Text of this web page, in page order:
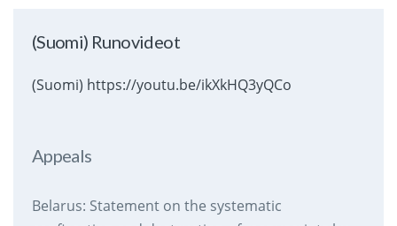
(Suomi) Runovideot
(Suomi) https://youtu.be/ikXkHQ3yQCo
Appeals
Belarus: Statement on the systematic